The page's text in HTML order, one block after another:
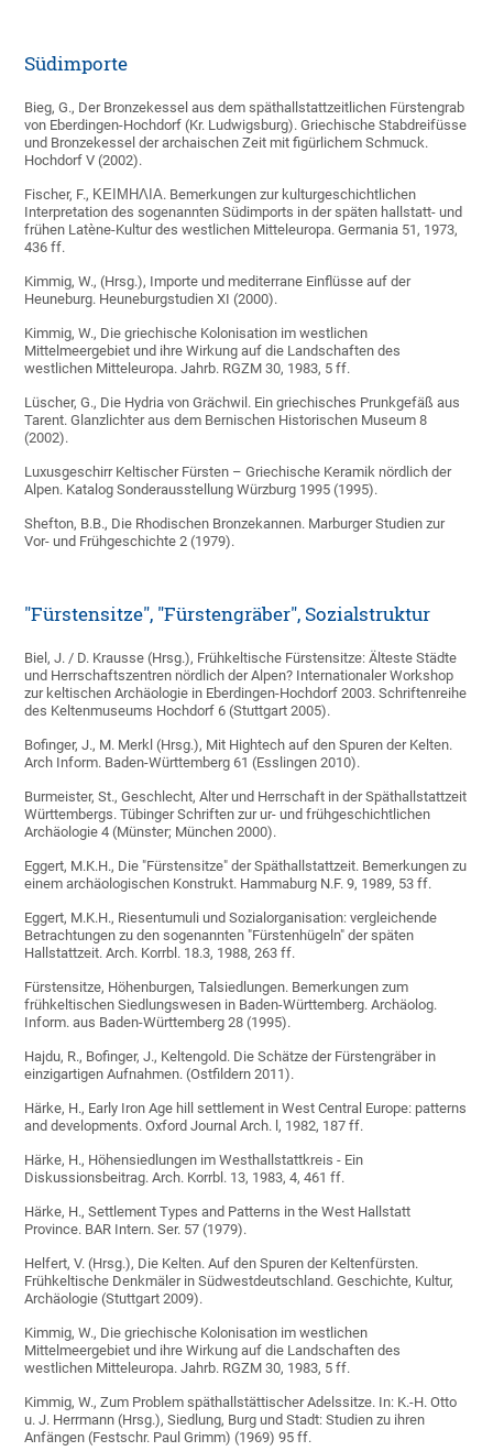
Südimporte
Bieg, G., Der Bronzekessel aus dem späthallstattzeitlichen Fürstengrab
von Eberdingen-Hochdorf (Kr. Ludwigsburg). Griechische Stabdreifüsse
und Bronzekessel der archaischen Zeit mit figürlichem Schmuck.
Hochdorf V (2002).
Fischer, F., ΚΕΙΜΗΛΙΑ. Bemerkungen zur kulturgeschichtlichen
Interpretation des sogenannten Südimports in der späten hallstatt- und
frühen Latène-Kultur des westlichen Mitteleuropa. Germania 51, 1973,
436 ff.
Kimmig, W., (Hrsg.), Importe und mediterrane Einflüsse auf der
Heuneburg. Heuneburgstudien XI (2000).
Kimmig, W., Die griechische Kolonisation im westlichen
Mittelmeergebiet und ihre Wirkung auf die Landschaften des
westlichen Mitteleuropa. Jahrb. RGZM 30, 1983, 5 ff.
Lüscher, G., Die Hydria von Grächwil. Ein griechisches Prunkgefäß aus
Tarent. Glanzlichter aus dem Bernischen Historischen Museum 8
(2002).
Luxusgeschirr Keltischer Fürsten – Griechische Keramik nördlich der
Alpen. Katalog Sonderausstellung Würzburg 1995 (1995).
Shefton, B.B., Die Rhodischen Bronzekannen. Marburger Studien zur
Vor- und Frühgeschichte 2 (1979).
"Fürstensitze", "Fürstengräber", Sozialstruktur
Biel, J. / D. Krausse (Hrsg.), Frühkeltische Fürstensitze: Älteste Städte
und Herrschaftszentren nördlich der Alpen? Internationaler Workshop
zur keltischen Archäologie in Eberdingen-Hochdorf 2003. Schriftenreihe
des Keltenmuseums Hochdorf 6 (Stuttgart 2005).
Bofinger, J., M. Merkl (Hrsg.), Mit Hightech auf den Spuren der Kelten.
Arch Inform. Baden-Württemberg 61 (Esslingen 2010).
Burmeister, St., Geschlecht, Alter und Herrschaft in der Späthallstattzeit
Württembergs. Tübinger Schriften zur ur- und frühgeschichtlichen
Archäologie 4 (Münster; München 2000).
Eggert, M.K.H., Die "Fürstensitze" der Späthallstattzeit. Bemerkungen zu
einem archäologischen Konstrukt. Hammaburg N.F. 9, 1989, 53 ff.
Eggert, M.K.H., Riesentumuli und Sozialorganisation: vergleichende
Betrachtungen zu den sogenannten "Fürstenhügeln" der späten
Hallstattzeit. Arch. Korrbl. 18.3, 1988, 263 ff.
Fürstensitze, Höhenburgen, Talsiedlungen. Bemerkungen zum
frühkeltischen Siedlungswesen in Baden-Württemberg. Archäolog.
Inform. aus Baden-Württemberg 28 (1995).
Hajdu, R., Bofinger, J., Keltengold. Die Schätze der Fürstengräber in
einzigartigen Aufnahmen. (Ostfildern 2011).
Härke, H., Early Iron Age hill settlement in West Central Europe: patterns
and developments. Oxford Journal Arch. l, 1982, 187 ff.
Härke, H., Höhensiedlungen im Westhallstattkreis - Ein
Diskussionsbeitrag. Arch. Korrbl. 13, 1983, 4, 461 ff.
Härke, H., Settlement Types and Patterns in the West Hallstatt
Province. BAR Intern. Ser. 57 (1979).
Helfert, V. (Hrsg.), Die Kelten. Auf den Spuren der Keltenfürsten.
Frühkeltische Denkmäler in Südwestdeutschland. Geschichte, Kultur,
Archäologie (Stuttgart 2009).
Kimmig, W., Die griechische Kolonisation im westlichen
Mittelmeergebiet und ihre Wirkung auf die Landschaften des
westlichen Mitteleuropa. Jahrb. RGZM 30, 1983, 5 ff.
Kimmig, W., Zum Problem späthallstättischer Adelssitze. In: K.-H. Otto
u. J. Herrmann (Hrsg.), Siedlung, Burg und Stadt: Studien zu ihren
Anfängen (Festschr. Paul Grimm) (1969) 95 ff.